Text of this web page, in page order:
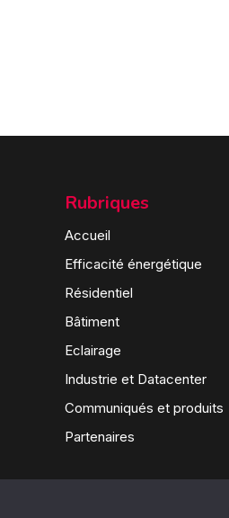
Rubriques
Accueil
Efficacité énergétique
Résidentiel
Bâtiment
Eclairage
Industrie et Datacenter
Communiqués et produits
Partenaires